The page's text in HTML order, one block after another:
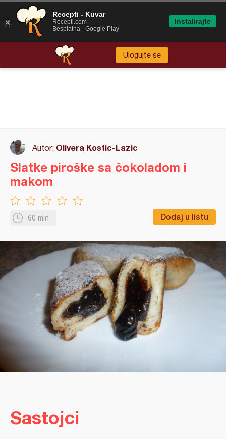
Ulogujte se
Autor: Olivera Kostic-Lazic
60 min Dodaj u listu
Slatke piroške sa čokoladom i
makom
Sastojci
Recepti - Kuvar
Recepti.com
Besplatna - Google Play
Instalirajte